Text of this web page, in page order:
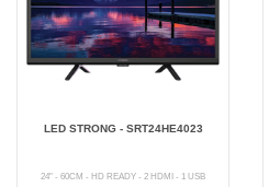
LED STRONG - SRT24HE4023
24" - 60CM - HD READY - 2 HDMI - 1 USB